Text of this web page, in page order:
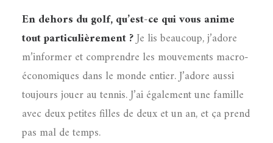
En dehors du golf, qu’est-ce qui vous anime
tout particulièrement ?Je lis beaucoup, j’adore
m’informer et comprendre les mouvements macro-
économiques dans le monde entier. J’adore aussi
toujours jouer au tennis. J’ai également une famille
avec deux petites filles de deux et un an, et ça prend
pas mal de temps.